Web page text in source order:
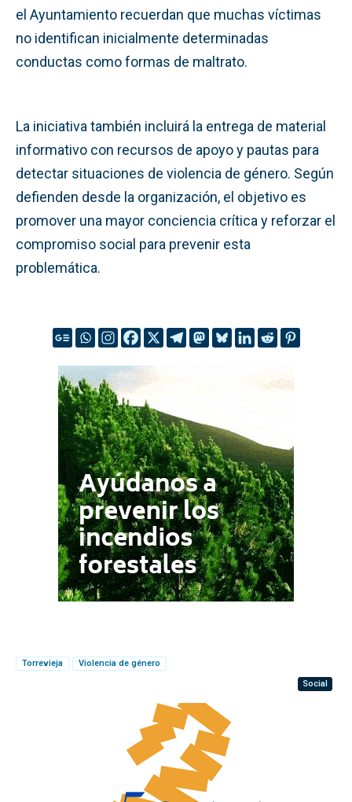
el Ayuntamiento recuerdan que muchas víctimas
no identifican inicialmente determinadas
conductas como formas de maltrato.
La iniciativa también incluirá la entrega de material
informativo con recursos de apoyo y pautas para
detectar situaciones de violencia de género. Según
defienden desde la organización, el objetivo es
promover una mayor conciencia crítica y reforzar el
compromiso social para prevenir esta
problemática.
Torrevieja
Violencia de género
Social